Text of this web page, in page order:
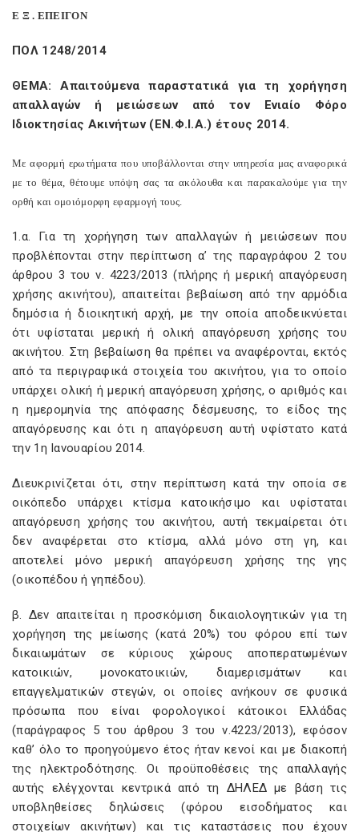
E Ξ . ΕΠΕΙΓΟΝ
ΠΟΛ 1248/2014
ΘΕΜΑ: Απαιτούμενα παραστατικά για τη χορήγηση
απαλλαγών ή μειώσεων από τον Ενιαίο Φόρο
Ιδιοκτησίας Ακινήτων (ΕΝ.Φ.Ι.Α.) έτους 2014.
Με αφορμή ερωτήματα που υποβάλλονται στην υπηρεσία μας αναφορικά
με το θέμα, θέτουμε υπόψη σας τα ακόλουθα και παρακαλούμε για την
ορθή και ομοιόμορφη εφαρμογή τους.
1.α. Για τη χορήγηση των απαλλαγών ή μειώσεων που
προβλέπονται στην περίπτωση α’ της παραγράφου 2 του
άρθρου 3 του ν. 4223/2013 (πλήρης ή μερική απαγόρευση
χρήσης ακινήτου), απαιτείται βεβαίωση από την αρμόδια
δημόσια ή διοικητική αρχή, με την οποία αποδεικνύεται
ότι υφίσταται μερική ή ολική απαγόρευση χρήσης του
ακινήτου. Στη βεβαίωση θα πρέπει να αναφέρονται, εκτός
από τα περιγραφικά στοιχεία του ακινήτου, για το οποίο
υπάρχει ολική ή μερική απαγόρευση χρήσης, ο αριθμός και
η ημερομηνία της απόφασης δέσμευσης, το είδος της
απαγόρευσης και ότι η απαγόρευση αυτή υφίστατο κατά
την 1η Ιανουαρίου 2014.
Διευκρινίζεται ότι, στην περίπτωση κατά την οποία σε
οικόπεδο υπάρχει κτίσμα κατοικήσιμο και υφίσταται
απαγόρευση χρήσης του ακινήτου, αυτή τεκμαίρεται ότι
δεν αναφέρεται στο κτίσμα, αλλά μόνο στη γη, και
αποτελεί μόνο μερική απαγόρευση χρήσης της γης
(οικοπέδου ή γηπέδου).
β. Δεν απαιτείται η προσκόμιση δικαιολογητικών για τη
χορήγηση της μείωσης (κατά 20%) του φόρου επί των
δικαιωμάτων σε κύριους χώρους αποπερατωμένων
κατοικιών, μονοκατοικιών, διαμερισμάτων και
επαγγελματικών στεγών, οι οποίες ανήκουν σε φυσικά
πρόσωπα που είναι φορολογικοί κάτοικοι Ελλάδας
(παράγραφος 5 του άρθρου 3 του ν.4223/2013), εφόσον
καθ’ όλο το προηγούμενο έτος ήταν κενοί και με διακοπή
της ηλεκτροδότησης. Οι προϋποθέσεις της απαλλαγής
αυτής ελέγχονται κεντρικά από τη ΔΗΛΕΔ με βάση τις
υποβληθείσες δηλώσεις (φόρου εισοδήματος και
στοιχείων ακινήτων) και τις καταστάσεις που έχουν